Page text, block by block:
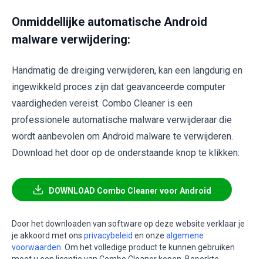
Onmiddellijke automatische Android
malware verwijdering:
Handmatig de dreiging verwijderen, kan een langdurig en
ingewikkeld proces zijn dat geavanceerde computer
vaardigheden vereist. Combo Cleaner is een
professionele automatische malware verwijderaar die
wordt aanbevolen om Android malware te verwijderen.
Download het door op de onderstaande knop te klikken:
DOWNLOAD Combo Cleaner voor Android
Door het downloaden van software op deze website verklaar je
je akkoord met ons privacybeleid en onze algemene
voorwaarden . Om het volledige product te kunnen gebruiken